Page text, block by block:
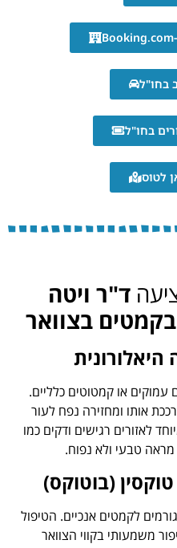
בחו"ל
בחו"ל
לטוס
ד"ר ויטה
בצוואר
עמוקים או קמטוטים כלליים.
אותו ומחזירה נפח לעור
לאזורים רגישים ודקים כמו
טבעי ולא נפוח.
(בוטוקס)
לקמטים אנכיים. הטיפול
משמעותי בקווי הצוואר